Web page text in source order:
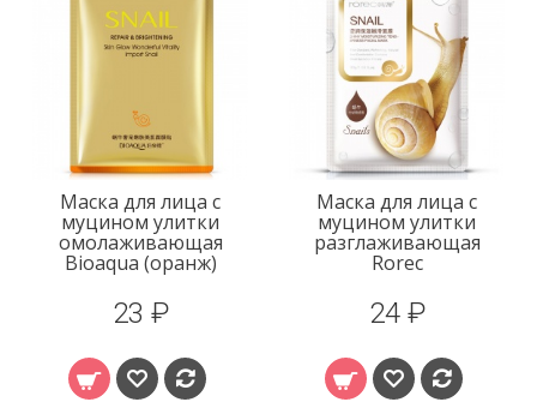
Маска для лица с
муцином улитки
омолаживающая
Bioaqua (оранж)
23 ₽
Маска для лица с
муцином улитки
разглаживающая
Rorec
24 ₽